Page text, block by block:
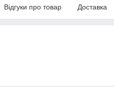
Відгуки про товар Доставка